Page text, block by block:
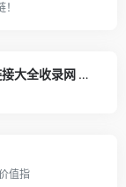
小温导航网-免费收录正规网站 网址链接大全收录网 免费网站收录 收录提交入
值指